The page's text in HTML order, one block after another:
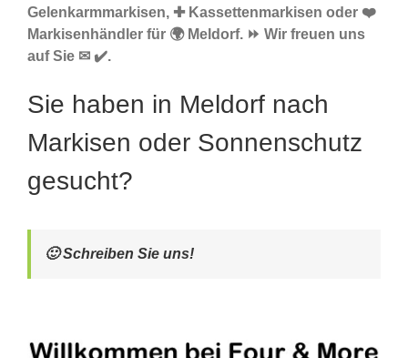
Gelenkarmmarkisen, ✚ Kassettenmarkisen oder ❤️
Markisenhändler für 🌍 Meldorf. ⏩ Wir freuen uns
auf Sie ✉ ✔️.
Sie haben in Meldorf nach
Markisen oder Sonnenschutz
gesucht?
🙂 Schreiben Sie uns!